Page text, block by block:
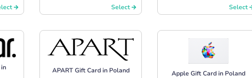
Select Select
APART Gift Card in Poland
Apple Gift Card in Poland